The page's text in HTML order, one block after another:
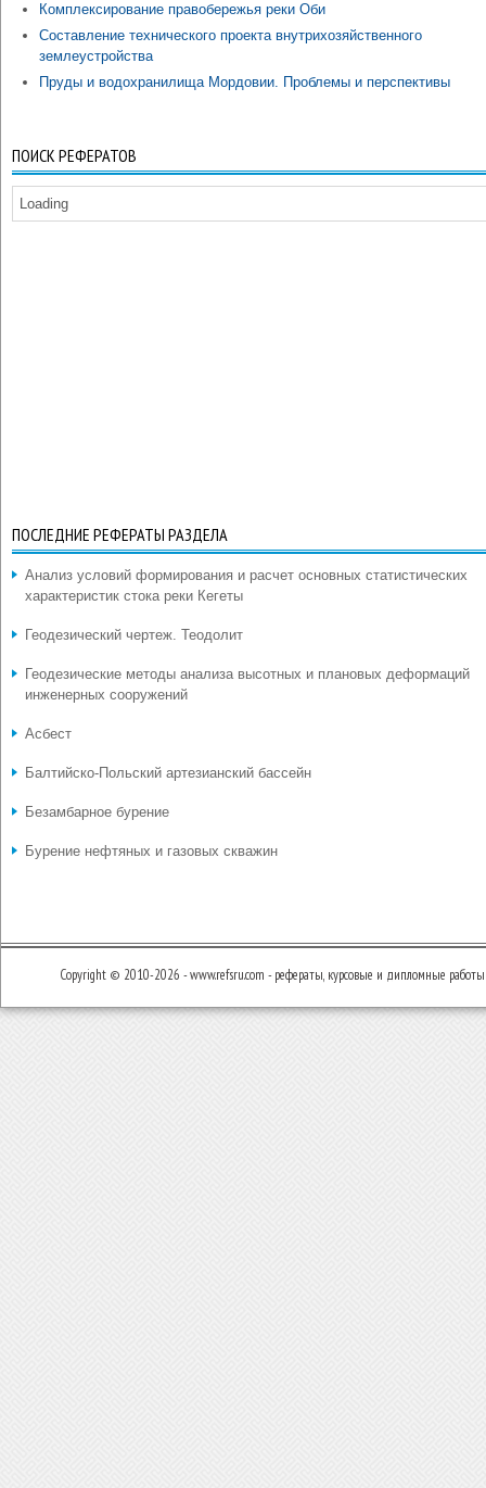
Комплексирование правобережья реки Оби
Составление технического проекта внутрихозяйственного
землеустройства
Пруды и водохранилища Мордовии. Проблемы и перспективы
ПОИСК РЕФЕРАТОВ
Loading
ПОСЛЕДНИЕ РЕФЕРАТЫ РАЗДЕЛА
Анализ условий формирования и расчет основных статистических
характеристик стока реки Кегеты
Геодезический чертеж. Теодолит
Геодезические методы анализа высотных и плановых деформаций
инженерных сооружений
Асбест
Балтийско-Польский артезианский бассейн
Безамбарное бурение
Бурение нефтяных и газовых скважин
Copyright © 2010-2026 - www.refsru.com - рефераты, курсовые и дипломные работы